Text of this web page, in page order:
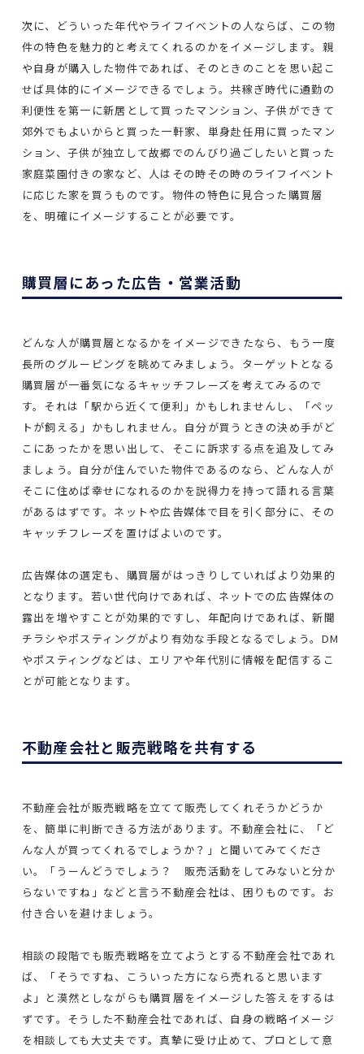
次に、どういった年代やライフイベントの人ならば、この物
件の特色を魅力的と考えてくれるのかをイメージします。親
や自身が購入した物件であれば、そのときのことを思い起こ
せば具体的にイメージできるでしょう。共稼ぎ時代に通勤の
利便性を第一に新居として買ったマンション、子供ができて
郊外でもよいからと買った一軒家、単身赴任用に買ったマン
ション、子供が独立して故郷でのんびり過ごしたいと買った
家庭菜園付きの家など、人はその時その時のライフイベント
に応じた家を買うものです。物件の特色に見合った購買層
を、明確にイメージすることが必要です。
購買層にあった広告・営業活動
どんな人が購買層となるかをイメージできたなら、もう一度
長所のグルーピングを眺めてみましょう。ターゲットとなる
購買層が一番気になるキャッチフレーズを考えてみるので
す。それは「駅から近くて便利」かもしれませんし、「ペッ
トが飼える」かもしれません。自分が買うときの決め手がど
こにあったかを思い出して、そこに訴求する点を追及してみ
ましょう。自分が住んでいた物件であるのなら、どんな人が
そこに住めば幸せになれるのかを説得力を持って語れる言葉
があるはずです。ネットや広告媒体で目を引く部分に、その
キャッチフレーズを置けばよいのです。
広告媒体の選定も、購買層がはっきりしていればより効果的
となります。若い世代向けであれば、ネットでの広告媒体の
露出を増やすことが効果的ですし、年配向けであれば、新聞
チラシやポスティングがより有効な手段となるでしょう。DM
やポスティングなどは、エリアや年代別に情報を配信するこ
とが可能となります。
不動産会社と販売戦略を共有する
不動産会社が販売戦略を立てて販売してくれそうかどうか
を、簡単に判断できる方法があります。不動産会社に、「ど
んな人が買ってくれるでしょうか？」と聞いてみてくださ
い。「うーんどうでしょう？ 販売活動をしてみないと分か
らないですね」などと言う不動産会社は、困りものです。お
付き合いを避けましょう。
相談の段階でも販売戦略を立てようとする不動産会社であれ
ば、「そうですね、こういった方になら売れると思います
よ」と漠然としながらも購買層をイメージした答えをするは
ずです。そうした不動産会社であれば、自身の戦略イメージ
を相談しても大丈夫です。真摯に受け止めて、プロとして意